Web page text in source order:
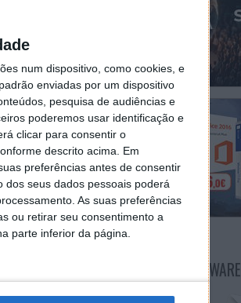
num dispositivo, como cookies, e
enviadas por um dispositivo
pesquisa de audiências e
poderemos usar identificação e
clicar para consentir o
descrito acima. Em
preferências antes de consentir
dos seus dados pessoais poderá
As suas preferências
ou retirar seu consentimento a
parte inferior da página.
NEWSLETTER PPLWARE